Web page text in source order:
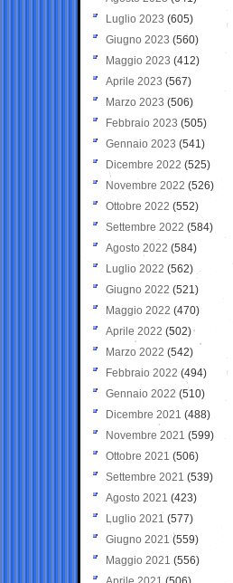
Luglio 2023 (605)
Giugno 2023 (560)
Maggio 2023 (412)
Aprile 2023 (567)
Marzo 2023 (506)
Febbraio 2023 (505)
Gennaio 2023 (541)
Dicembre 2022 (525)
Novembre 2022 (526)
Ottobre 2022 (552)
Settembre 2022 (584)
Agosto 2022 (584)
Luglio 2022 (562)
Giugno 2022 (521)
Maggio 2022 (470)
Aprile 2022 (502)
Marzo 2022 (542)
Febbraio 2022 (494)
Gennaio 2022 (510)
Dicembre 2021 (488)
Novembre 2021 (599)
Ottobre 2021 (506)
Settembre 2021 (539)
Agosto 2021 (423)
Luglio 2021 (577)
Giugno 2021(559)
Maggio 2021 (556)